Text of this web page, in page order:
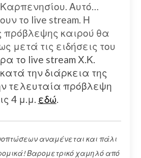
Αυτό…
το live stream. Η
καιρού θα
μετά τις ειδήσεις του
το live stream Χ.Κ.
την διάρκεια της
τελευταία πρόβλεψη
4 μ.μ. εδώ.
αναμένεται και πάλι
Βαρομετρικό χαμηλό από